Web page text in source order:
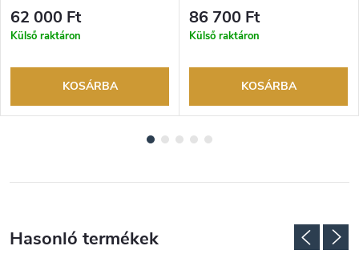
visszaküldési lehetőség. Hivatalos
márkakereskedő.
62 000 Ft
Külső raktáron
KOSÁRBA
visszaküldési lehetőség. Hivatalos
márkakereskedő.
86 700 Ft
Külső raktáron
KOSÁRBA